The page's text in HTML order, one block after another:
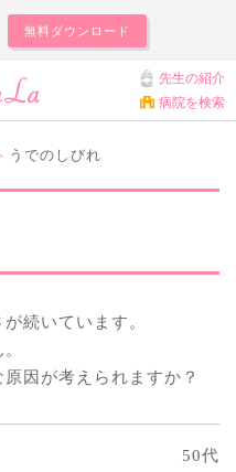
無料ダウンロード
先生の紹介
病院を検索
うでのしびれ
続いています。
因が考えられますか？
50代